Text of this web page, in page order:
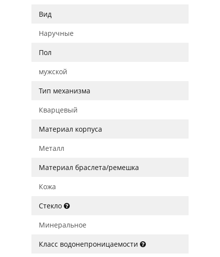
Вид
Наручные
Пол
мужской
Тип механизма
Кварцевый
Материал корпуса
Металл
Материал браслета/ремешка
Кожа
Стекло
Минеральное
Класс водонепроницаемости